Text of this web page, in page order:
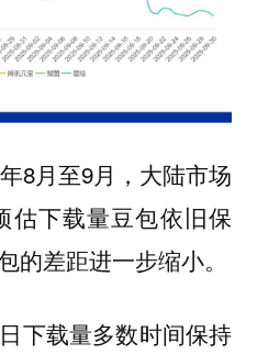
8月至9月，大陆市场
估下载量豆包依旧保
的差距进一步缩小。
下载量多数时间保持